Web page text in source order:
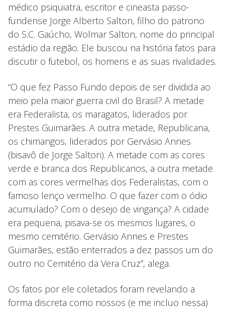
médico psiquiatra, escritor e cineasta passo-
fundense Jorge Alberto Salton, filho do patrono
do S.C. Gaúcho, Wolmar Salton, nome do principal
estádio da região. Ele buscou na história fatos para
discutir o futebol, os homens e as suas rivalidades.
“O que fez Passo Fundo depois de ser dividida ao
meio pela maior guerra civil do Brasil? A metade
era Federalista, os maragatos, liderados por
Prestes Guimarães. A outra metade, Republicana,
os chimangos, liderados por Gervásio Annes
(bisavô de Jorge Salton). A metade com as cores
verde e branca dos Republicanos, a outra metade
com as cores vermelhas dos Federalistas, com o
famoso lenço vermelho. O que fazer com o ódio
acumulado? Com o desejo de vingança? A cidade
era pequena, pisava-se os mesmos lugares, o
mesmo cemitério. Gervásio Annes e Prestes
Guimarães, estão enterrados a dez passos um do
outro no Cemitério da Vera Cruz”, alega.
Os fatos por ele coletados foram revelando a
forma discreta como nossos (e me incluo nessa)